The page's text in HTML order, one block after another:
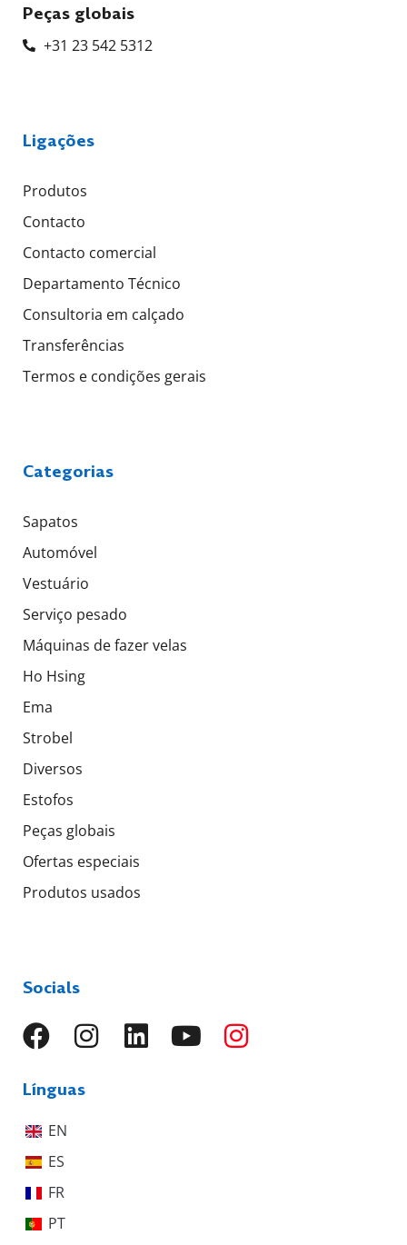
Peças globais
+31 23 542 5312
Ligações
Produtos
Contacto
Contacto comercial
Departamento Técnico
Consultoria em calçado
Transferências
Termos e condições gerais
Categorias
Sapatos
Automóvel
Vestuário
Serviço pesado
Máquinas de fazer velas
Ho Hsing
Ema
Strobel
Diversos
Estofos
Peças globais
Ofertas especiais
Produtos usados
Socials
Línguas
EN
ES
FR
PT